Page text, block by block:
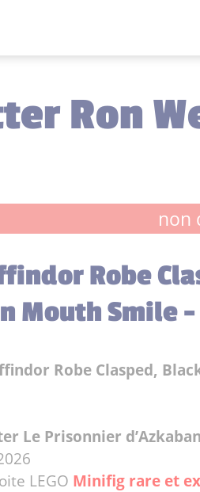
Ron
non
Robe
Mouth Smile
Robe Clasped,
Le Prisonnier d’Azkaban
LEGO Minifig rare et